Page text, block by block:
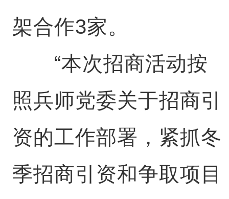
架合作3家。
“本次招商活动按
照兵师党委关于招商引
资的工作部署，紧抓冬
季招商引资和争取项目